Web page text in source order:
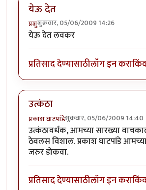
येऊ देत
प्रशुशुक्रवार, 05/06/2009 14:26
येऊ देत लवकर
प्रतिसाद देण्यासाठीलॉग इन करा
उत्कंठा
प्रकाश घाटपांडेशुक्रवार, 05/06/2009 14:40
उत्कंठावर्धक, आमच्या सारख्या
ठेवलस विशाल. प्रकाश घाटपांडे
जरुर डोकवा.
प्रतिसाद देण्यासाठीलॉग इन करा